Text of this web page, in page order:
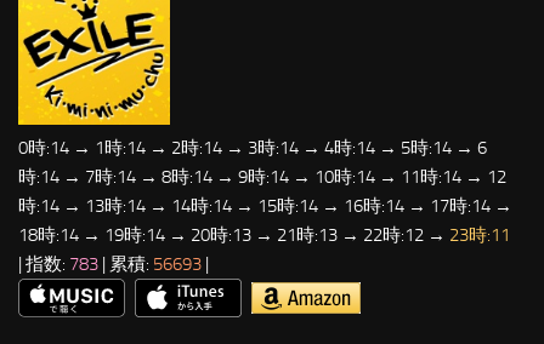
0時:14 → 1時:14 → 2時:14 → 3時:14 → 4時:14 → 5時:14 → 6
時:14 → 7時:14 → 8時:14 → 9時:14 → 10時:14 → 11時:14 → 12
時:14 → 13時:14 → 14時:14 → 15時:14 → 16時:14 → 17時:14 →
18時:14 → 19時:14 → 20時:13 → 21時:13 → 22時:12 → 23時:11
| 指数: 783 | 累積: 56693 |